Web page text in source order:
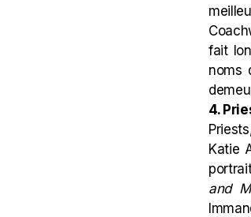
fait
noms
4.
Katie
and